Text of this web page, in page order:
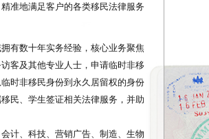
准地满足客户的各类移民法律服务
有数十年实务经验，核心业务聚焦
客及其他专业人士，申请临时非移
时非移民身份到永久居留权的身份
民、学生签证相关法律服务，并助
计、科技、营销广告、制造、生物